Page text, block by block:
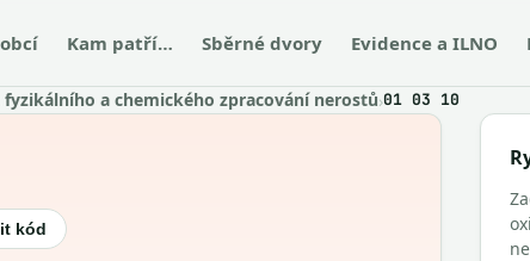
Kam patří… Sběrné dvory Evidence a ILNO
fyzikálního a chemického zpracování nerostů›01 03 10
kód